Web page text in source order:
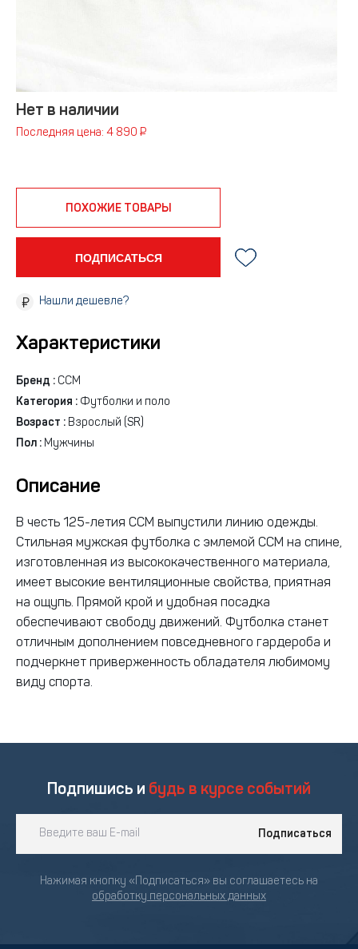
Нет в наличии
Последняя цена: 4 890 ₽
ПОХОЖИЕ ТОВАРЫ
ПОДПИСАТЬСЯ
Нашли дешевле?
Характеристики
Бренд : CCM
Категория : Футболки и поло
Возраст : Взрослый (SR)
Пол : Мужчины
Описание
В честь 125-летия CCM выпустили линию одежды.
Стильная мужская футболка с эмлемой CCM на спине,
изготовленная из высококачественного материала,
имеет высокие вентиляционные свойства, приятная
на ощупь. Прямой крой и удобная посадка
обеспечивают свободу движений. Футболка станет
отличным дополнением повседневного гардероба и
подчеркнет приверженность обладателя любимому
виду спорта.
Подпишись и будь в курсе событий
Подписаться
Нажимая кнопку «Подписаться» вы соглашаетесь на
обработку персональных данных